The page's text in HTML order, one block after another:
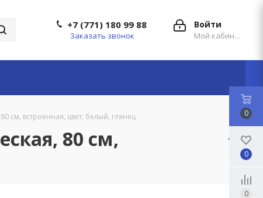
Войти
Мой кабинет
+7 (771) 180 99 88
Заказать звонок
см, встроенная, цвет: белый, глянец
80 см,
0
0
0